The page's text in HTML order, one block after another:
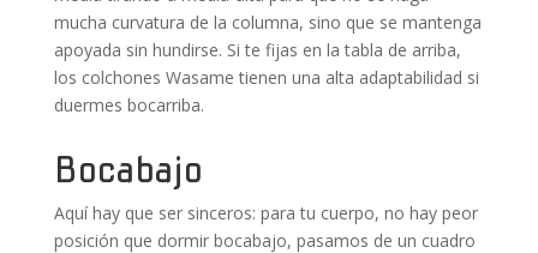
mucha curvatura de la columna, sino que se mantenga
apoyada sin hundirse. Si te fijas en la tabla de arriba,
los colchones Wasame tienen una alta adaptabilidad si
duermes bocarriba.
Bocabajo
Aquí hay que ser sinceros: para tu cuerpo, no hay peor
posición que dormir bocabajo, pasamos de un cuadro